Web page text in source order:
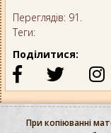
Переглядів: 91.
Теги:
Поділитися:
При копіюванні